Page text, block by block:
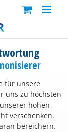
für unsere
uns zu höchsten
hohen
verschenken.
bereichern.